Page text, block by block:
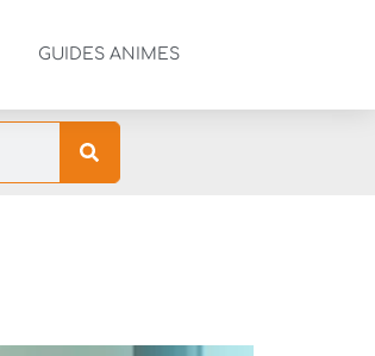
GUIDES ANIMES